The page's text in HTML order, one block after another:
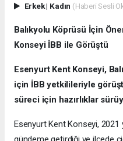
Erkek| Kadın (Haberi Sesli
Balıkyolu Köprüsü İçin
Konseyi İBB ile Görüştü
Esenyurt Kent Konseyi,
için İBB yetkilileriyle
süreci için hazırlıklar
Esenyurt Kent Konseyi, 2021